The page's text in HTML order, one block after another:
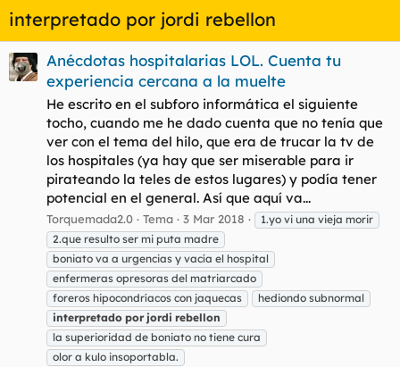
interpretado por jordi rebellon
Anécdotas hospitalarias LOL. Cuenta tu
experiencia cercana a la muelte
He escrito en el subforo informática el siguiente
tocho, cuando me he dado cuenta que no tenía que
ver con el tema del hilo, que era de trucar la tv de
los hospitales (ya hay que ser miserable para ir
pirateando la teles de estos lugares) y podía tener
potencial en el general. Así que aquí va...
Torquemada2.0 Tema 3 Mar 2018
1.yo vi una vieja morir
2.que resulto ser mi puta madre
boniato va a urgencias y vacía el hospital
enfermeras opresoras del matriarcado
foreros hipocondríacos con jaquecas
hediondo subnormal
interpretado por jordi rebellon
la superioridad de boniato no tiene cura
olor a kulo insoportabla.